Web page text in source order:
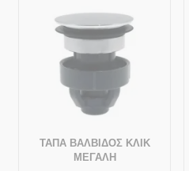
ΤΑΠΑ ΒΑΛΒΙΔΟΣ ΚΛΙΚ
ΜΕΓΑΛΗ